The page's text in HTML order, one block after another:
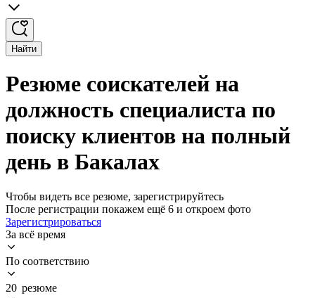
Найти
Резюме соискателей на
должность специалиста по
поиску клиентов на полный
день в Бакалах
Чтобы видеть все резюме, зарегистрируйтесь
После регистрации покажем ещё 6 и откроем фото
Зарегистрироваться
За всё время
По соответствию
20 резюме